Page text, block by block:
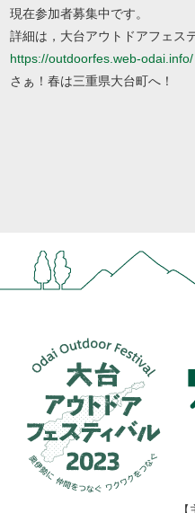
現在参加者募集中です。
詳細は，大台アウトドアフェス
https://outdoorfes.web-odai.info/
さぁ！春は三重県大台町へ！
【